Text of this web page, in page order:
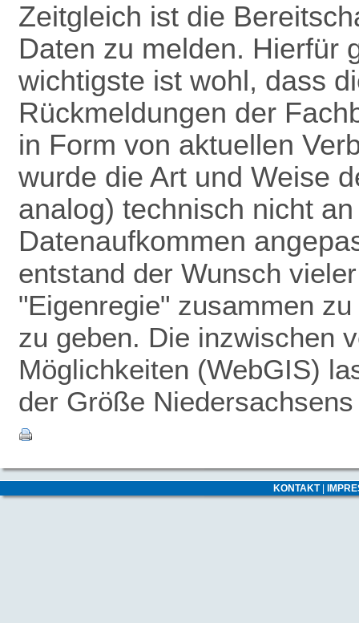
Zeitgleich ist die
Daten zu melden. Hierfür
wichtigste ist wohl, dass
Rückmeldungen der
in Form von aktuellen
wurde die Art und Weise
analog) technisch nicht
Datenaufkommen
entstand der Wunsch
"Eigenregie" zusammen
zu geben. Die inzwischen
Möglichkeiten (WebGIS)
der Größe
KONTAKT|